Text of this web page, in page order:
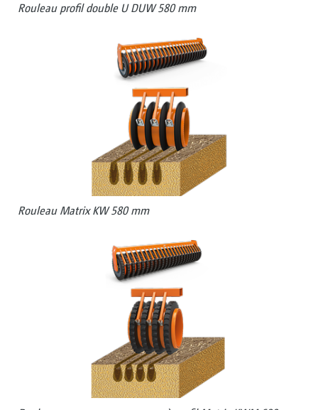
Rouleau profil double U DUW 580 mm
Rouleau Matrix KW 580 mm